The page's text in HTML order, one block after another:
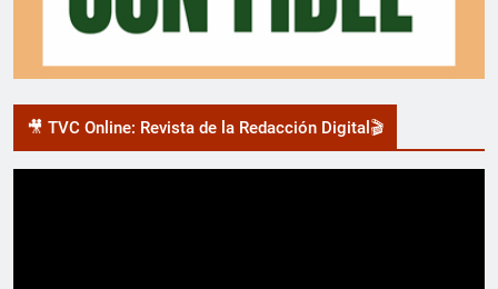
🎥 TVC Online: Revista de la Redacción Digital🎬